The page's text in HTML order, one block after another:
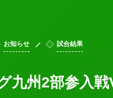
お知らせ 試合結果
九州2部参入戦